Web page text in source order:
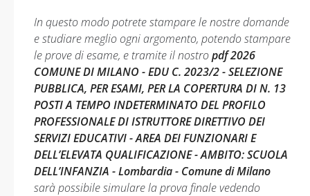
In questo modo potrete stampare le nostre domande
e studiare meglio ogni argomento, potendo stampare
le prove di esame, e tramite il nostropdf 2026
COMUNE DI MILANO - EDU C. 2023/2 - SELEZIONE
PUBBLICA, PER ESAMI, PER LA COPERTURA DI N. 13
POSTI A TEMPO INDETERMINATO DEL PROFILO
PROFESSIONALE DI ISTRUTTORE DIRETTIVO DEI
SERVIZI EDUCATIVI - AREA DEI FUNZIONARI E
DELL’ELEVATA QUALIFICAZIONE - AMBITO: SCUOLA
DELL’INFANZIA - Lombardia - Comune di Milano
sarà possibile simulare la prova finale vedendo